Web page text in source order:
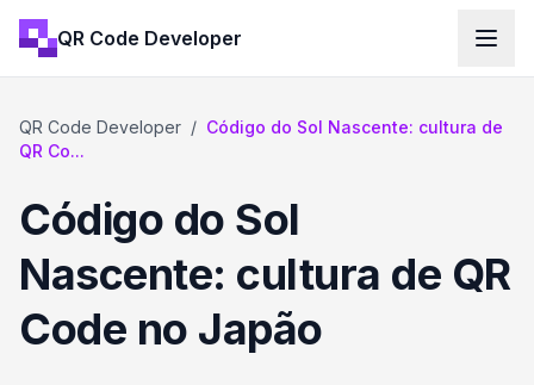
QR Code Developer
QR Code Developer / Código do Sol Nascente: cultura de
QR Co...
Código do Sol
Nascente: cultura de QR
Code no Japão